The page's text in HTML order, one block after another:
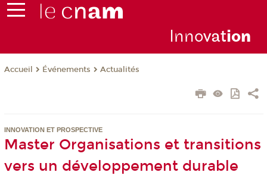
Innovation
Accueil Événements Actualités
INNOVATION ET PROSPECTIVE
Master Organisations et transitions
vers un développement durable